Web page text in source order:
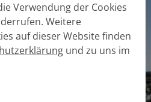
Verwendung der Cookies
Weitere
auf dieser Website finden
und zu uns im